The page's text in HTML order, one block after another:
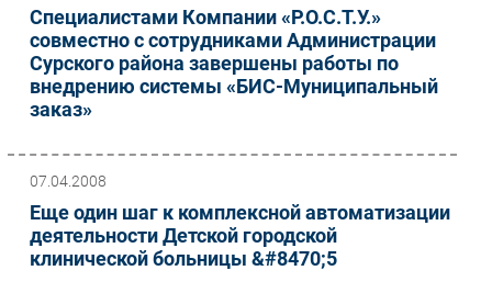
Специалистами Компании «Р.О.С.Т.У.»
совместно с сотрудниками Администрации
Сурского района завершены работы по
внедрению системы «БИС-Муниципальный
заказ»
07.04.2008
Еще один шаг к комплексной автоматизации
деятельности Детской городской
клинической больницы &#8470;5